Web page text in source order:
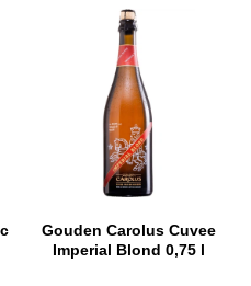
Gouden Carolus Cuvee
Imperial Blond 0,75 l